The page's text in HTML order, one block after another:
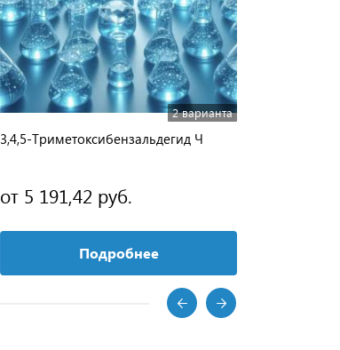
2 варианта
3,4,5-Триметоксибензальдегид Ч
от 5 191,42 руб.
Подробнее